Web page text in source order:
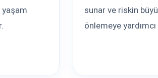
yaşam
sunar ve riskin
önlemeye